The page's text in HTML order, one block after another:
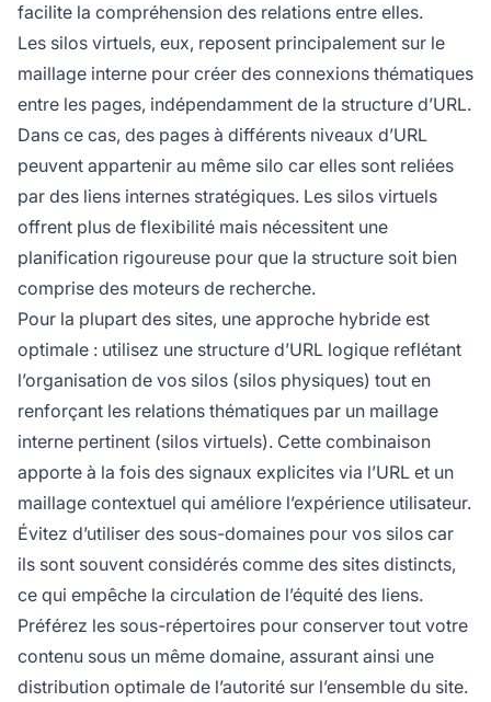
facilite la compréhension des relations entre elles.
Les silos virtuels, eux, reposent principalement sur le
maillage interne pour créer des connexions thématiques
entre les pages, indépendamment de la structure d’URL.
Dans ce cas, des pages à différents niveaux d’URL
peuvent appartenir au même silo car elles sont reliées
par des liens internes stratégiques. Les silos virtuels
offrent plus de flexibilité mais nécessitent une
planification rigoureuse pour que la structure soit bien
comprise des moteurs de recherche.
Pour la plupart des sites, une approche hybride est
optimale : utilisez une structure d’URL logique reflétant
l’organisation de vos silos (silos physiques) tout en
renforçant les relations thématiques par un maillage
interne pertinent (silos virtuels). Cette combinaison
apporte à la fois des signaux explicites via l’URL et un
maillage contextuel qui améliore l’expérience utilisateur.
Évitez d’utiliser des sous-domaines pour vos silos car
ils sont souvent considérés comme des sites distincts,
ce qui empêche la circulation de l’équité des liens.
Préférez les sous-répertoires pour conserver tout votre
contenu sous un même domaine, assurant ainsi une
distribution optimale de l’autorité sur l’ensemble du site.